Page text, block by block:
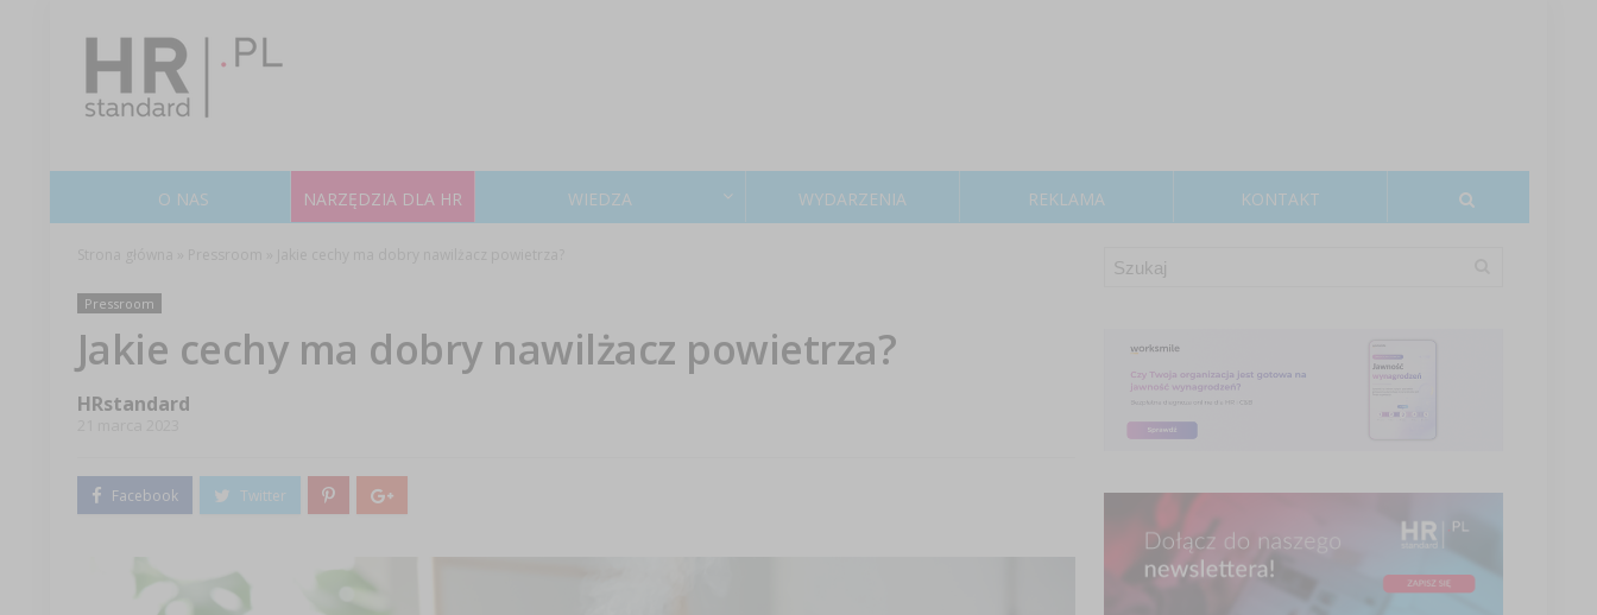
O NAS NARZĘDZIA DLA HR WIEDZA WYDARZENIA REKLAMA KONTAKT
Pressroom
Jakie cechy ma dobry nawilżacz powietrza?
HRstandard